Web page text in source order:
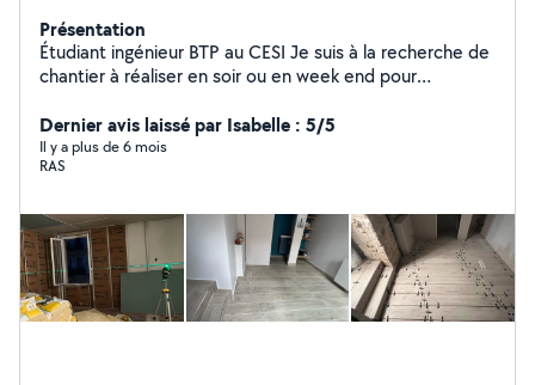
Présentation
Étudiant ingénieur BTP au CESI Je suis à la recherche de
chantier à réaliser en soir ou en week end pour
les travaux que vous me demandez ou que vous
proposerez. Je vous dis à bientôt pour une future
collaboration dont vous serez 100% satisfait.
Dernier avis laissé par Isabelle : 5/5
Il y a plus de 6 mois
RAS